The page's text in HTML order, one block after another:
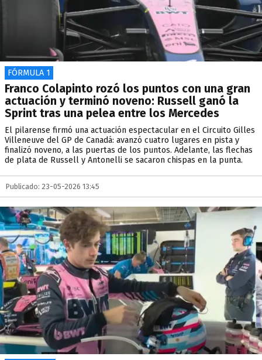
FÓRMULA 1
Franco Colapinto rozó los puntos con una gran
actuación y terminó noveno: Russell ganó la
Sprint tras una pelea entre los Mercedes
El pilarense firmó una actuación espectacular en el Circuito Gilles
Villeneuve del GP de Canadá: avanzó cuatro lugares en pista y
finalizó noveno, a las puertas de los puntos. Adelante, las flechas
de plata de Russell y Antonelli se sacaron chispas en la punta.
Publicado: 23-05-2026 13:45